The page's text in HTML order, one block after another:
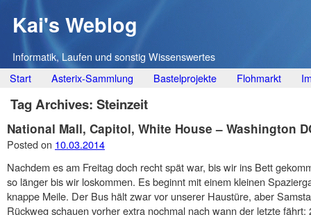
Kai's Weblog
Informatik, Laufen und sonstig Wissenswertes
Main menu
Skip
to
content
Start Asterix-Sammlung Bastelprojekte Flohmarkt
Tag Archives: Steinzeit
National Mall, Capitol, White House – Washington
Posted on 10.03.2014
Nachdem es am Freitag doch recht spät war, bis wir ins Bett
so länger bis wir loskommen. Es beginnt mit einem kleinen
knappe Meile. Der Bus hält zwar vor unserer Haustüre, aber
Rückweg schauen vorher extra nochmal nach wann der letzte